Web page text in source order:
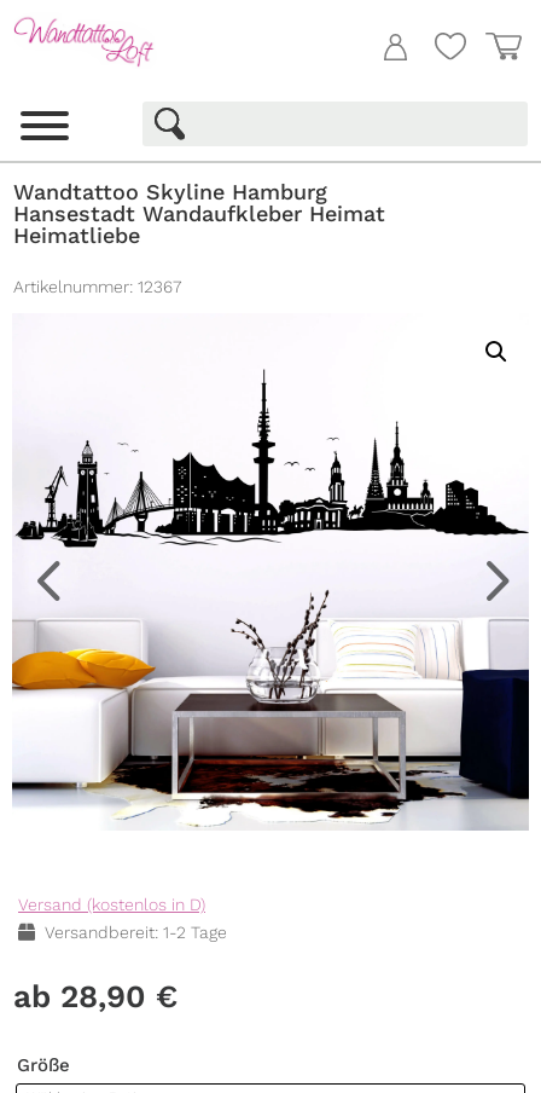
Wandtattoo Skyline Hamburg
Hansestadt Wandaufkleber Heimat
Heimatliebe
Artikelnummer: 12367
Versand (kostenlos in D)
Versandbereit: 1-2 Tage
28,90 €
Größe